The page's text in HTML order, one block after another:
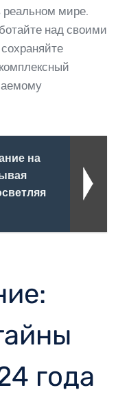
реальном мире.
над своими
на
года